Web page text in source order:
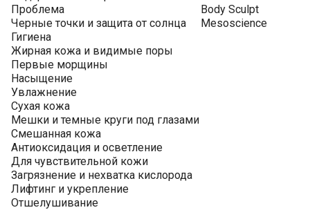
Проблема
Черные точки и защита от солнца
Гигиена
Жирная кожа и видимые поры
Первые морщины
Насыщение
Увлажнение
Сухая кожа
Мешки и темные круги под глазами
Смешанная кожа
Антиоксидация и осветление
Для чувствительной кожи
Загрязнение и нехватка кислорода
Лифтинг и укрепление
Отшелушивание
Body Sculpt
Mesoscience